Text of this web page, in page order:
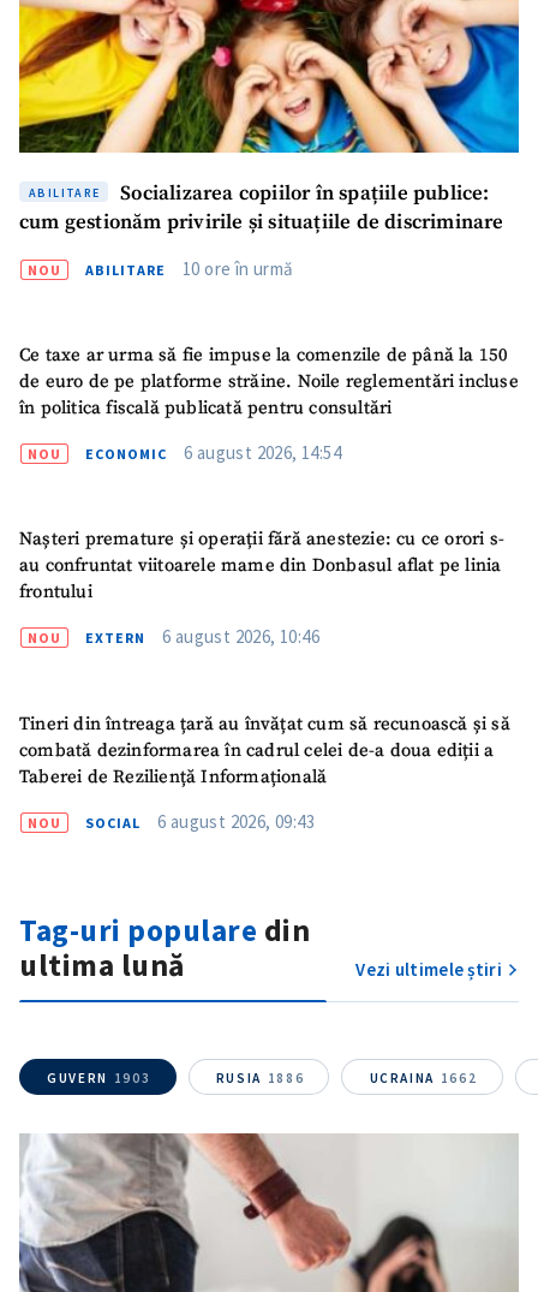
ABILITARE
Socializarea copiilor în spațiile publice:
cum gestionăm privirile și situațiile de discriminare
NOU ABILITARE 10 ore în urmă
Ce taxe ar urma să fie impuse la comenzile de până la 150
de euro de pe platforme străine. Noile reglementări incluse
în politica fiscală publicată pentru consultări
NOU ECONOMIC 6 august 2026, 14:54
Nașteri premature și operații fără anestezie: cu ce orori s-
au confruntat viitoarele mame din Donbasul aflat pe linia
frontului
NOU EXTERN 6 august 2026, 10:46
Tineri din întreaga țară au învățat cum să recunoască și să
combată dezinformarea în cadrul celei de-a doua ediții a
Taberei de Reziliență Informațională
NOU SOCIAL 6 august 2026, 09:43
Tag-uri populare din
ultima lună
Vezi ultimele știri
GUVERN 1903 RUSIA 1886 UCRAINA 1662
ȘTIREA MEA
Fotografie
+ Încarcă imagine
Link media+ Link media
Mesajul știrei
+ Mesajul știrei
CONTACT SURSĂ
Nume+ Numele meu
Email+ Emailul meu
Telefon
+ Telefon personal
acord cupolitica de
confidențialitate.
TRIMITE ȘTIREA